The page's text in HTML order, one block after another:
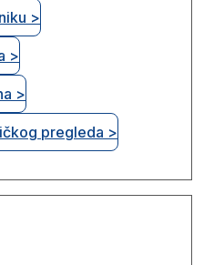
>
>
>
pregleda >